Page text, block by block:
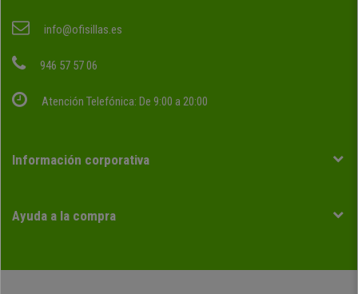
info@ofisillas.es
946 57 57 06
Atención Telefónica: De 9:00 a 20:00
Información corporativa
Ayuda a la compra